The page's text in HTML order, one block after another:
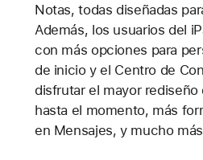
Notas, todas diseñadas
Además, los usuarios del
con más opciones para
de inicio y el Centro de
disfrutar el mayor rediseño
hasta el momento, más
en Mensajes, y mucho